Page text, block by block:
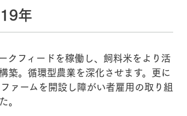
年
クフィードを稼働し、飼料米をより活
築。循環型農業を深化させます。更に
ァームを開設し障がい者雇用の取り組
。